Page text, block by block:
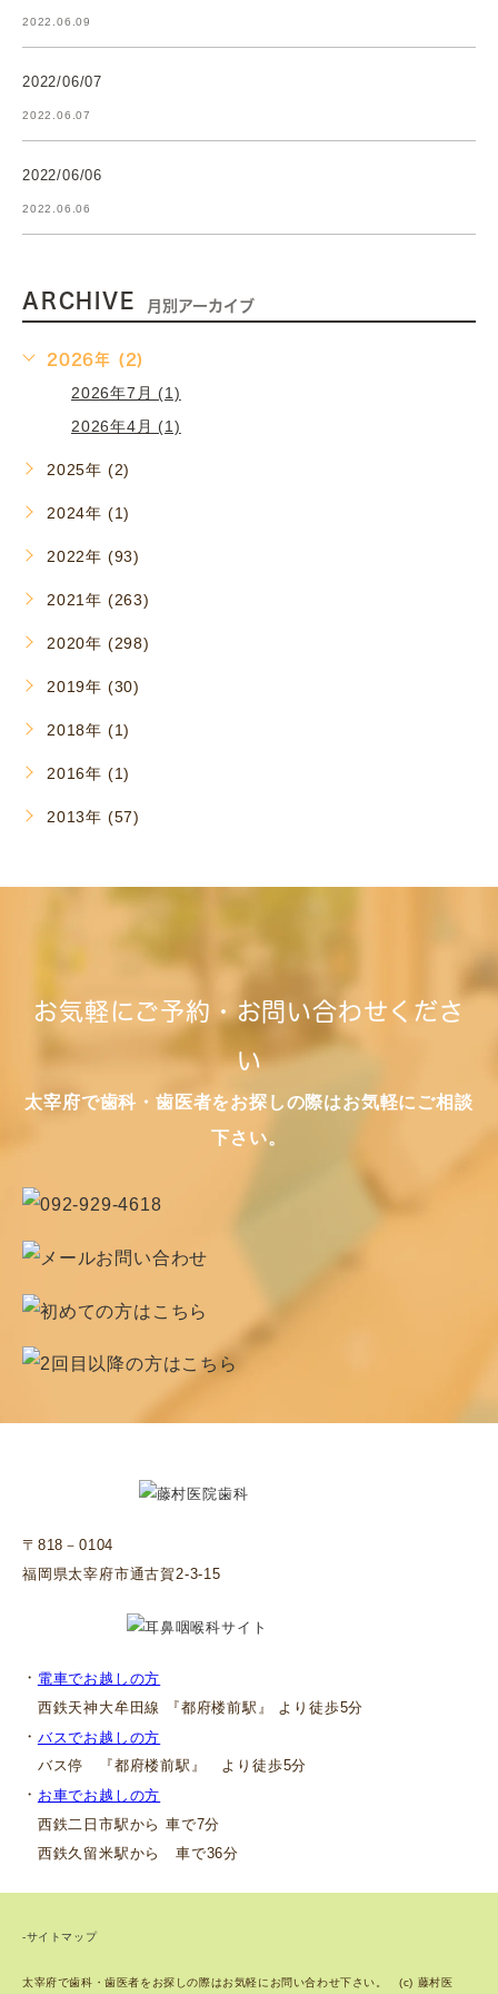
2022.06.09
2022/06/07
2022.06.07
2022/06/06
2022.06.06
ARCHIVE 月別アーカイブ
2026年 (2)
2026年7月 (1)
2026年4月 (1)
2025年 (2)
2024年 (1)
2022年 (93)
2021年 (263)
2020年 (298)
2019年 (30)
2018年 (1)
2016年 (1)
2013年 (57)
お気軽にご予約・お問い合わせくださ
い
太宰府で歯科・歯医者をお探しの際はお気軽にご相談
下さい。
〒818－0104
福岡県太宰府市通古賀2-3-15
・ 電車でお越しの方
西鉄天神大牟田線 『都府楼前駅』 より徒歩5分
・ バスでお越しの方
バス停 『都府楼前駅』 より徒歩5分
・ お車でお越しの方
西鉄二日市駅から 車で7分
西鉄久留米駅から 車で36分
-サイトマップ
太宰府で歯科・歯医者をお探しの際はお気軽にお問い合わせ下さい。 (c) 藤村医